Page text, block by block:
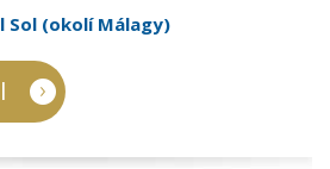
Sol (okolí Málagy)